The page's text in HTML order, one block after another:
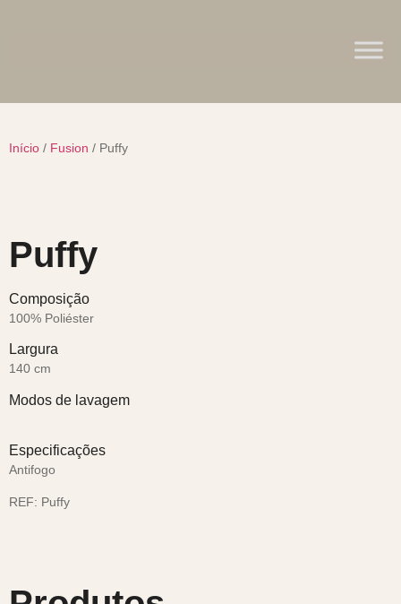
Início / Fusion / Puffy
Puffy
Composição
100% Poliéster
Largura
140 cm
Modos de lavagem
Especificações
Antifogo
REF: Puffy